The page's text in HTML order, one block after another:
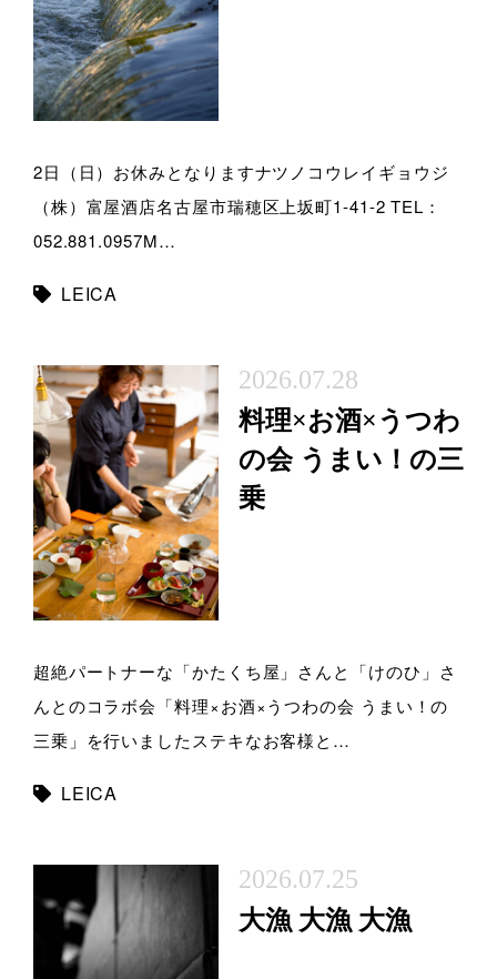
2日（日）お休みとなりますナツノコウレイギョウジ
（株）富屋酒店名古屋市瑞穂区上坂町1-41-2 TEL：
052.881.0957M…
LEICA
2026.07.28
料理×お酒×うつわ
の会 うまい！の三
乗
超絶パートナーな「かたくち屋」さんと「けのひ」さ
んとのコラボ会「料理×お酒×うつわの会 うまい！の
三乗」を行いましたステキなお客様と…
LEICA
2026.07.25
大漁 大漁 大漁